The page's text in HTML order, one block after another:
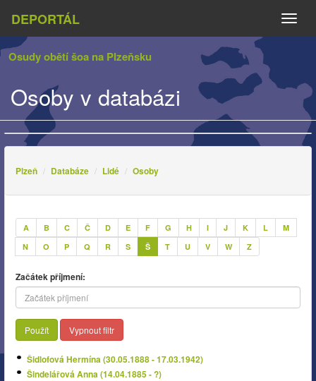
DEPORTÁL
Osudy obětí šoa na Plzeňsku
Osoby v databázi
Plzeň Databáze Lidé Osoby
A B C Č D E F G H I J K L
M
N
O P Q R S Š T U V W Z
Začátek příjmení:
Použít Vypnout filtr
Šidlofová Hermína (30.05.1888 - 17.03.1942)
Šindelářová Anna (14.04.1885 - ?)